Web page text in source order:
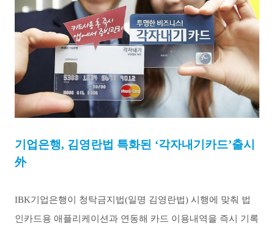
기업은행, 김영란법 특화된 ‘각자내기카드’출시
外
IBK기업은행이 청탁금지법(일명 김영란법) 시행에 맞춰 법
인카드용 애플리케이션과 연동해 카드 이용내역을 즉시 기록